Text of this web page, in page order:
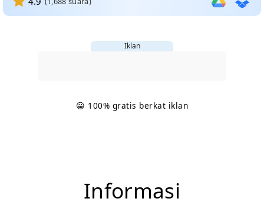
Iklan
😀 100% gratis berkat iklan
Informasi